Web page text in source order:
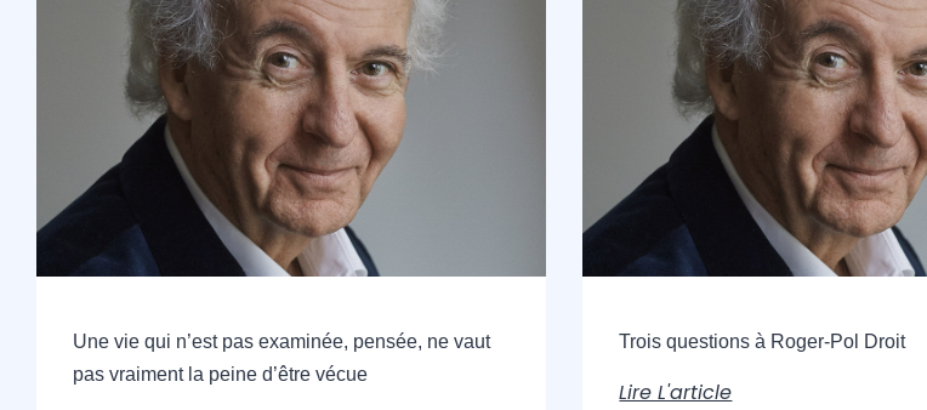
Une vie qui n’est pas examinée, pensée, ne vaut
pas vraiment la peine d’être vécue
Trois questions à Roger-Pol Droit
Lire L'article